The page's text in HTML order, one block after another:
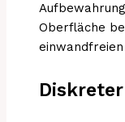
Oberfläche